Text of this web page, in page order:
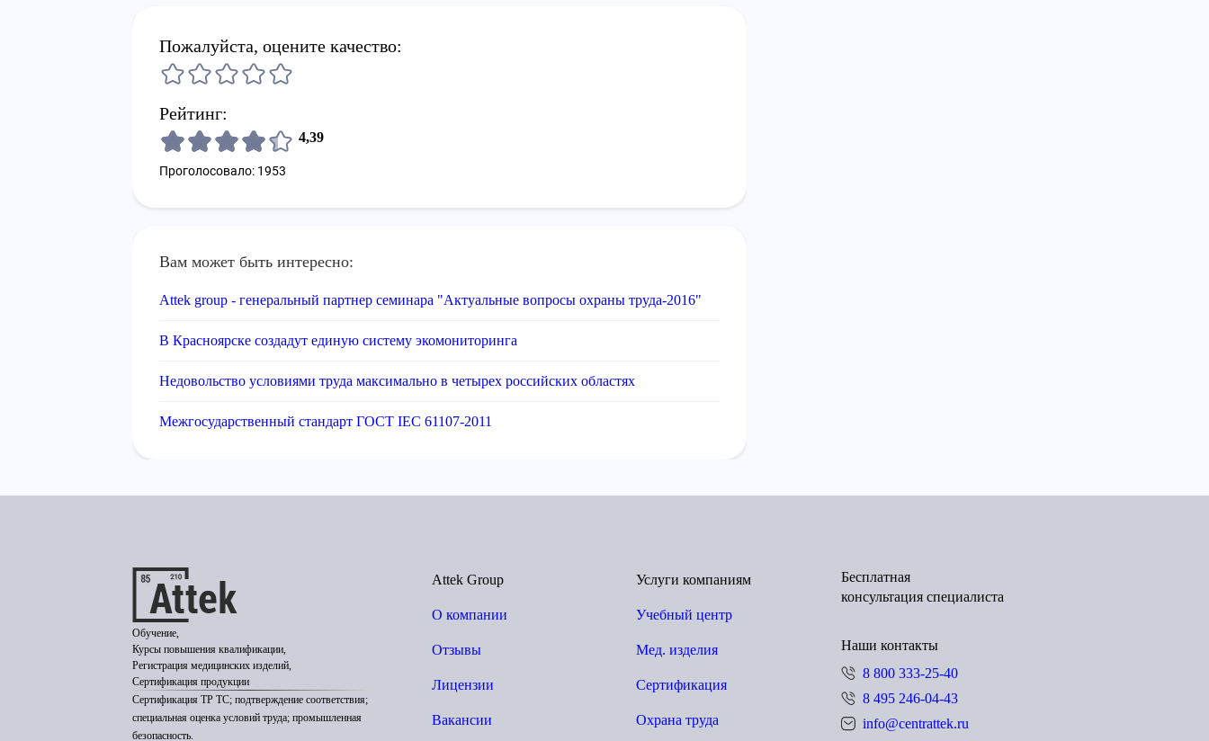
Пожалуйста, оцените качество:
Рейтинг:
4,39
Проголосовало: 1953
Вам может быть интересно:
Attek group - генеральный партнер семинара "Актуальные вопросы охраны труда-2016"
В Красноярске создадут единую систему экомониторинга
Недовольство условиями труда максимально в четырех российских областях
Межгосударственный стандарт ГОСТ IEC 61107-2011
Обучение,
Курсы повышения квалификации,
Регистрация медицинских изделий,
Сертификация продукции
Сертификация ТР ТС; подтверждение соответствия;
специальная оценка условий труда; промышленная
безопасность.
Attek Group
О компании
Отзывы
Лицензии
Вакансии
Услуги компаниям
Учебный центр
Мед. изделия
Сертификация
Охрана труда
Бесплатная
консультация специалиста
Наши контакты
8 800 333-25-40
8 495 246-04-43
info@centrattek.ru